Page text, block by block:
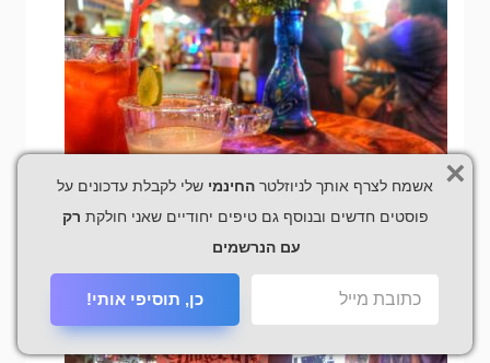
אשמח לצרף אותך לניוזלטר החינמי שלי לקבלת עדכונים על
פוסטים חדשים ובנוסף גם טיפים יחודיים שאני חולקת רק
עם הנרשמים
כן, תוסיפי אותי!
×